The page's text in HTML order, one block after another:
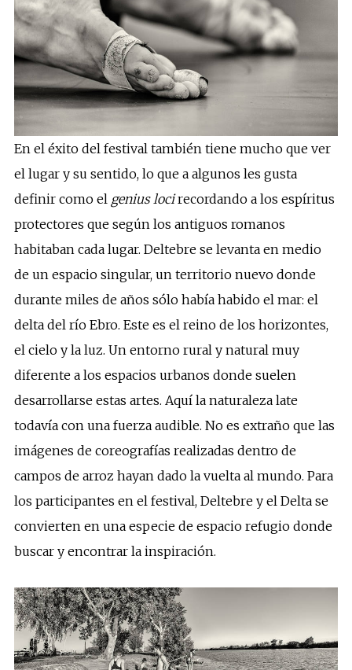
En el éxito del festival también tiene mucho que ver
el lugar y su sentido, lo que a algunos les gusta
definir como el genius locirecordando a los espíritus
protectores que según los antiguos romanos
habitaban cada lugar. Deltebre se levanta en medio
de un espacio singular, un territorio nuevo donde
durante miles de años sólo había habido el mar: el
delta del río Ebro. Este es el reino de los horizontes,
el cielo y la luz. Un entorno rural y natural muy
diferente a los espacios urbanos donde suelen
desarrollarse estas artes. Aquí la naturaleza late
todavía con una fuerza audible. No es extraño que las
imágenes de coreografías realizadas dentro de
campos de arroz hayan dado la vuelta al mundo. Para
los participantes en el festival, Deltebre y el Delta se
convierten en una especie de espacio refugio donde
buscar y encontrar la inspiración.